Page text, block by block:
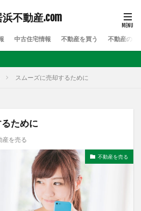
浜不動産.com
中古住宅情報 不動産を買う 不動産のお
スムーズに売却するために
ために
産を売る
不動産を売る